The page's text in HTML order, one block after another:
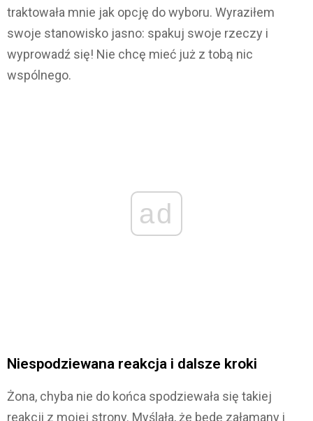
traktowała mnie jak opcję do wyboru. Wyraziłem
swoje stanowisko jasno: spakuj swoje rzeczy i
wyprowadź się! Nie chcę mieć już z tobą nic
wspólnego.
ad
Niespodziewana reakcja i dalsze kroki
Żona, chyba nie do końca spodziewała się takiej
reakcji z mojej strony. Myślała, że będę załamany i